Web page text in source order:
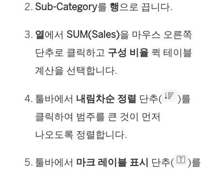
Sub-Category를 행 으로 끕니다.
열에서 SUM(Sales)을 마우스 오른쪽
단추로 클릭하고 구성 비율 퀵 테이블
계산을 선택합니다.
툴바에서 내림차순 정렬 단추(
)를
클릭하여 범주를 큰 것이 먼저
나오도록 정렬합니다.
툴바에서 마크 레이블 표시 단추(
)를